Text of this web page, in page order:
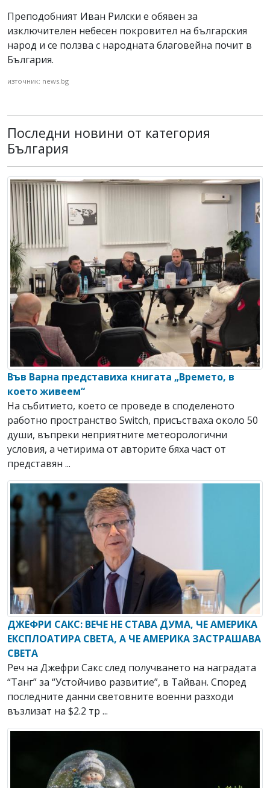
Преподобният Иван Рилски е обявен за
изключителен небесен покровител на българския
народ и се ползва с народната благовейна почит в
България.
източник: news.bg
Последни новини от категория
България
Във Варна представиха книгата „Времето, в
което живеем“
На събитието, което се проведе в споделеното
работно пространство Switch, присъстваха около 50
души, въпреки неприятните метеорологични
условия, а четирима от авторите бяха част от
представян ...
ДЖЕФРИ САКС: ВЕЧЕ НЕ СТАВА ДУМА, ЧЕ АМЕРИКА
ЕКСПЛОАТИРА СВЕТА, А ЧЕ АМЕРИКА ЗАСТРАШАВА
СВЕТА
Реч на Джефри Сакс след получването на наградата
“Танг” за “Устойчиво развитие”, в Тайван. Според
последните данни световните военни разходи
възлизат на $2.2 тр ...